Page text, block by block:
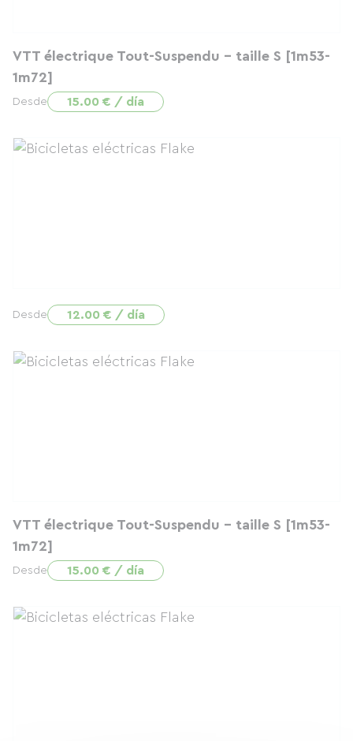
VTT électrique Tout-Suspendu - taille S [1m53-
1m72]
Desde 15.00 € / día
Desde 12.00 € / día
VTT électrique Tout-Suspendu - taille S [1m53-
1m72]
Desde 15.00 € / día